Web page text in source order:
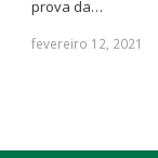
prova da…
fevereiro 12, 2021